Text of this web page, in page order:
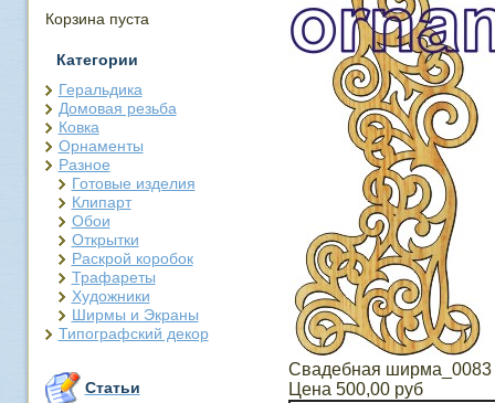
Корзина пуста
Категории
Геральдика
Домовая резьба
Ковка
Орнаменты
Разное
Готовые изделия
Клипарт
Обои
Открытки
Раскрой коробок
Трафареты
Художники
Ширмы и Экраны
Типографский декор
Статьи
Свадебная ширма_0083
Цена 500,00 руб